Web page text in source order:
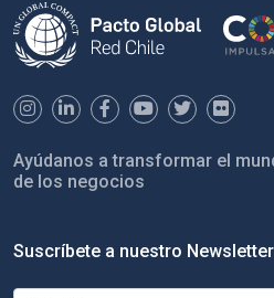
Ayúdanos a transformar el
de los negocios
Suscríbete a nuestro Newsletter